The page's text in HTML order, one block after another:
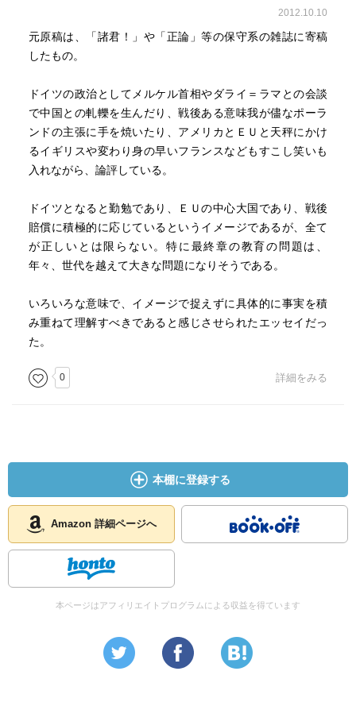
2012.10.10
元原稿は、「諸君！」や「正論」等の保守系の雑誌に寄稿
したもの。
ドイツの政治としてメルケル首相やダライ＝ラマとの会談
で中国との軋轢を生んだり、戦後ある意味我が儘なポーラ
ンドの主張に手を焼いたり、アメリカとＥＵと天秤にかけ
るイギリスや変わり身の早いフランスなどもすこし笑いも
入れながら、論評している。
ドイツとなると勤勉であり、ＥＵの中心大国であり、戦後
賠償に積極的に応じているというイメージであるが、全て
が正しいとは限らない。特に最終章の教育の問題は、
年々、世代を越えて大きな問題になりそうである。
いろいろな意味で、イメージで捉えずに具体的に事実を積
み重ねて理解すべきであると感じさせられたエッセイだっ
た。
0 詳細をみる
本棚に登録する
Amazon 詳細ページへ
本ページはアフィリエイトプログラムによる収益を得ています